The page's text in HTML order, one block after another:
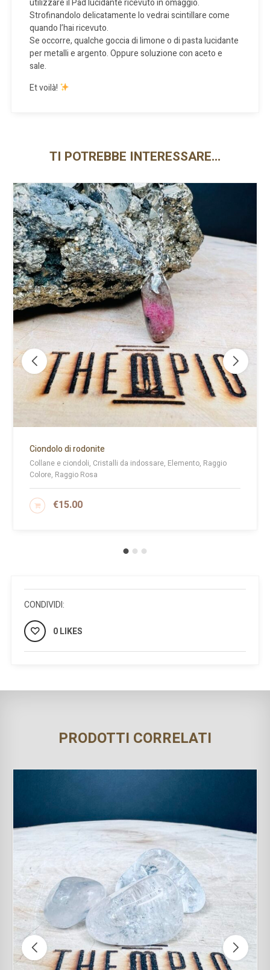
utilizzare il Pad lucidante ricevuto in omaggio.
Strofinandolo delicatamente lo vedrai scintillare come
quando l’hai ricevuto.
Se occorre, qualche goccia di limone o di pasta lucidante
per metalli e argento. Oppure soluzione con aceto e
sale.
Et voilà!
TI POTREBBE INTERESSARE…
Ciondolo di rodonite
Collane e ciondoli, Cristalli da indossare, Elemento, Raggio
Colore, Raggio Rosa
€15.00
AGGIUNGI AL CARRELLO
CONDIVIDI:
0 LIKES
PRODOTTI CORRELATI